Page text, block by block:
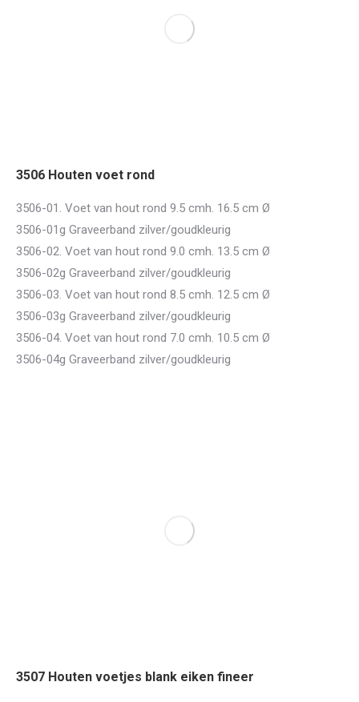
3506 Houten voet rond
3506-01. Voet van hout rond 9.5 cmh. 16.5 cm Ø
3506-01g Graveerband zilver/goudkleurig
3506-02. Voet van hout rond 9.0 cmh. 13.5 cm Ø
3506-02g Graveerband zilver/goudkleurig
3506-03. Voet van hout rond 8.5 cmh. 12.5 cm Ø
3506-03g Graveerband zilver/goudkleurig
3506-04. Voet van hout rond 7.0 cmh. 10.5 cm Ø
3506-04g Graveerband zilver/goudkleurig
3507 Houten voetjes blank eiken fineer